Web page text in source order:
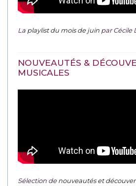
La playlist du mois de juin par Cécile
NOUVEAUTÉS &
MUSICALES
Sélection denouveautés et